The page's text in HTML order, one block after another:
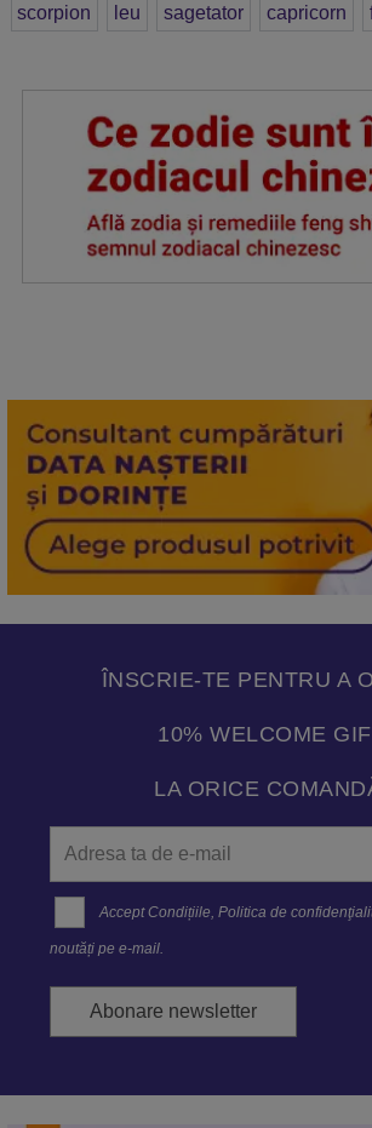
scorpion leu sagetator capricorn
ÎNSCRIE-TE PENTRU A
10% WELCOME
LA ORICE
Accept Condițiile,Politica de
noutăți pe e-mail.
Abonare newsletter